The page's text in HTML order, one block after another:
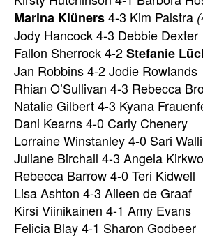
Marina Klüners4-3 Kim Palstra
Jody Hancock 4-3 Debbie Dexter
Fallon Sherrock 4-2Stefanie
Jan Robbins 4-2 Jodie Rowlands
Rhian O’Sullivan 4-3 Rebecca
Natalie Gilbert 4-3 Kyana
Dani Kearns 4-0 Carly Chenery
Lorraine Winstanley 4-0 Sari
Juliane Birchall 4-3 Angela
Rebecca Barrow 4-0 Teri Kidwell
Lisa Ashton 4-3 Aileen de Graaf
Kirsi Viinikainen 4-1 Amy Evans
Felicia Blay 4-1 Sharon Godbeer